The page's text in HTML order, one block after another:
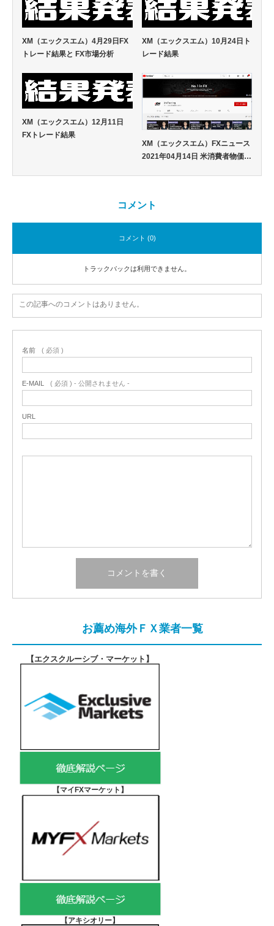
XM（エックスエム）4月29日FX
トレード結果と FX市場分析
XM（エックスエム）10月24日ト
レード結果
XM（エックスエム）12月11日
FXトレード結果
XM（エックスエム）FXニュース
2021年04月14日 米消費者物価…
コメント
コメント (0)
トラックバックは利用できません。
この記事へのコメントはありません。
名前 ( 必須 )
E-MAIL ( 必須 ) - 公開されません -
URL
お薦め海外ＦＸ業者一覧
【エクスクルーシブ・マーケット 】
【マイFXマーケット 】
【アキシオリー】